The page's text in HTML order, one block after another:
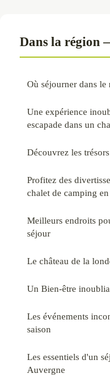
Dans la région
Où séjourner dans le
Une expérience
escapade dans un
Découvrez les
Profitez des
chalet de camping
Meilleurs endroits
séjour
Le château de la
Un Bien-être
Les événements
saison
Les essentiels d'un
Auvergne